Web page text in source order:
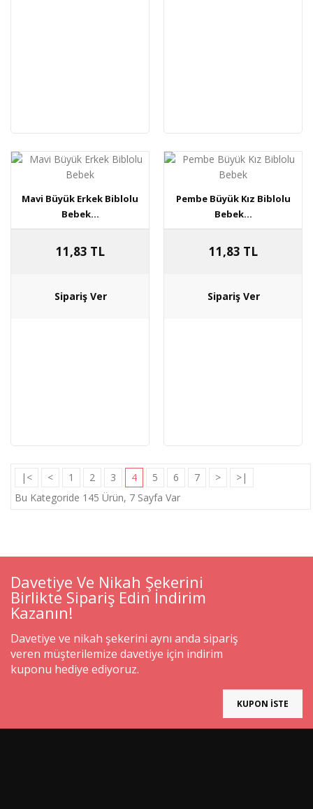
Mavi Büyük Erkek Biblolu
Bebek...
11,83 TL
Pembe Büyük Kız Biblolu
Bebek...
11,83 TL
|< < 1 2 3 4 5 6 7 >
>|
Bu Kategoride 145 Ürün, 7 Sayfa Var
Davetiye Ve Nikah Şekerini
Birlikte Sipariş Edin İndirim
Kazanın!
Davetiye ve nikah şekerini aynı anda sipariş
veren müşterilemize davetiye için indirim
kuponu hediye ediyoruz.
KUPON İSTE